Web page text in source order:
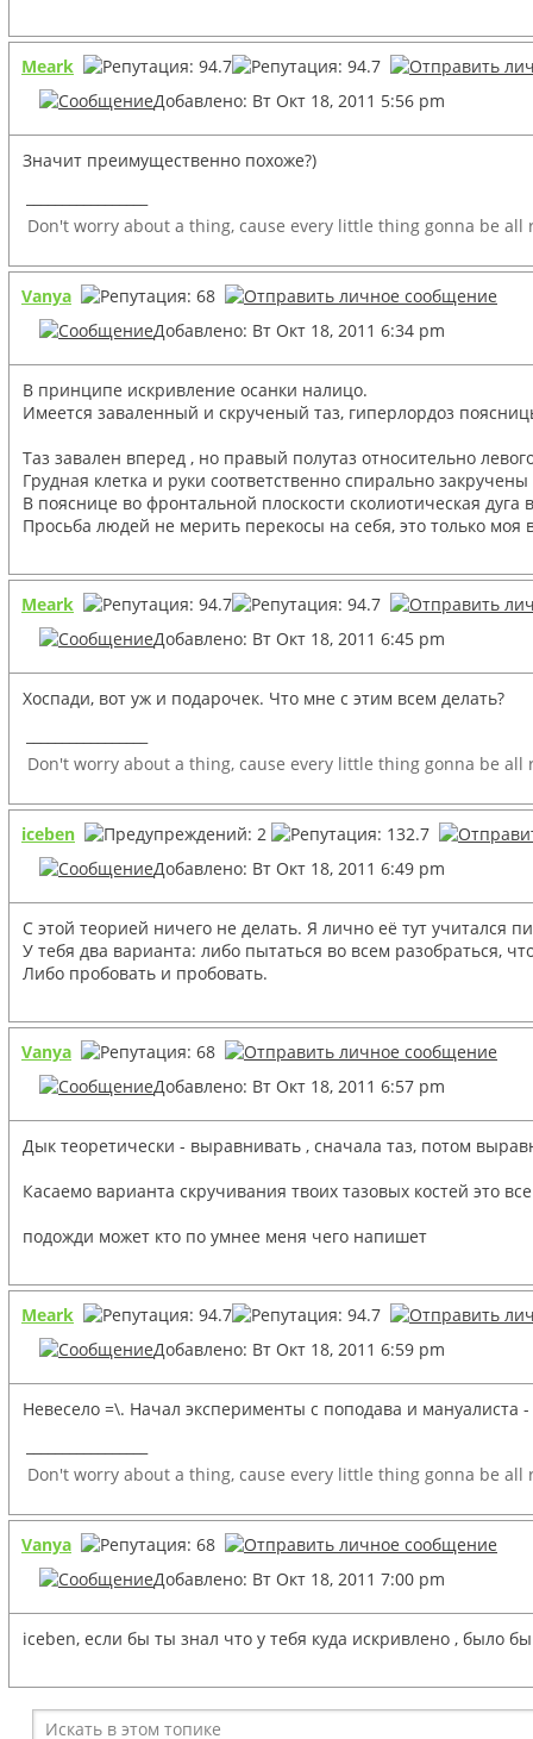
Meark
Добавлено: Вт Окт 18, 2011 5:56 pm
Значит преимущественно похоже?)
Don't worry about a thing, cause every little thing gonna be all
Vanya
Добавлено: Вт Окт 18, 2011 6:34 pm
В принципе искривление осанки налицо.
Имеется заваленный и скрученый таз, гиперлордоз
Таз завален вперед , но правый полутаз относительно
Грудная клетка и руки соответственно спирально
В пояснице во фронтальной плоскости сколиотическая
Просьба людей не мерить перекосы на себя, это только
Meark
Добавлено: Вт Окт 18, 2011 6:45 pm
Хоспади, вот уж и подарочек. Что мне с этим всем делать?
Don't worry about a thing, cause every little thing gonna be all
iceben
Добавлено: Вт Окт 18, 2011 6:49 pm
С этой теорией ничего не делать. Я лично её тут учитался
У тебя два варианта: либо пытаться во всем разобраться,
Либо пробовать и пробовать.
Vanya
Добавлено: Вт Окт 18, 2011 6:57 pm
Дык теоретически - выравнивать , сначала таз, потом
Касаемо варианта скручивания твоих тазовых костей это
подожди может кто по умнее меня чего напишет
Meark
Добавлено: Вт Окт 18, 2011 6:59 pm
Невесело =\. Начал эксперименты с поподава и
Don't worry about a thing, cause every little thing gonna be all
Vanya
Добавлено: Вт Окт 18, 2011 7:00 pm
iceben, если бы ты знал что у тебя куда искривлено , было